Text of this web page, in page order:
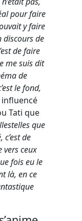
pour faire
y faire
discours de
de faire
me suis dit
de
le fond,
Tati que
que
c’est de
vers ceux
fois eu le
là, en ce